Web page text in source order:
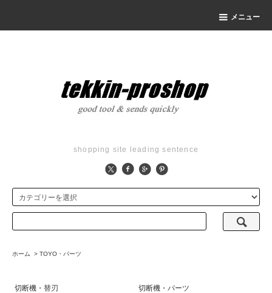
メニュー
shopping site leading sentence
ホーム > TOYO・パーツ
切断機・替刃
切断機・パーツ